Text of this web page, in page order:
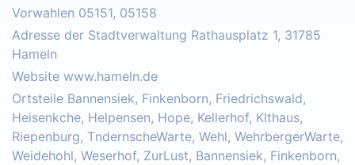
Vorwahlen 05151, 05158
Adresse der Stadtverwaltung Rathausplatz 1, 31785
Hameln
Website www.hameln.de
Ortsteile Bannensiek, Finkenborn, Friedrichswald,
Heisenkche, Helpensen, Hope, Kellerhof, Klthaus,
Riepenburg, TndernscheWarte, Wehl, WehrbergerWarte,
Weidehohl, Weserhof, ZurLust, Bannensiek, Finkenborn,